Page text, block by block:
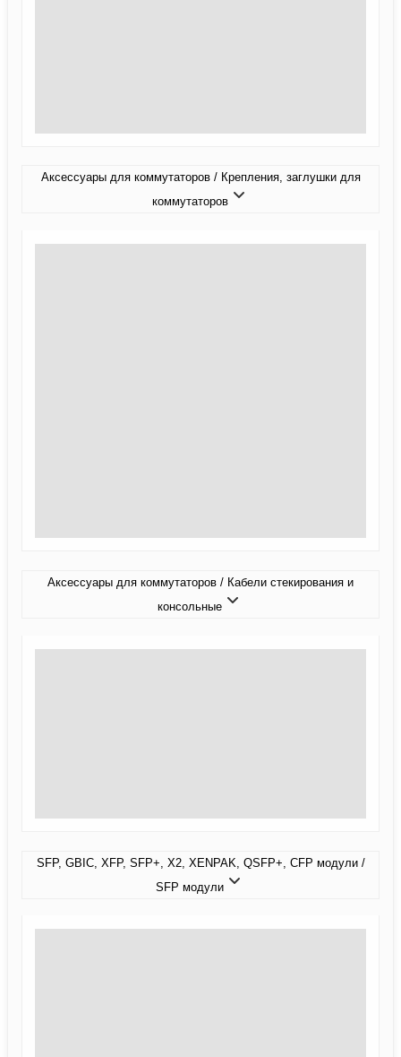
Аксессуары для коммутаторов / Крепления, заглушки для
коммутаторов
Аксессуары для коммутаторов / Кабели стекирования и
консольные
SFP, GBIC, XFP, SFP+, X2, XENPAK, QSFP+, CFP модули /
SFP модули